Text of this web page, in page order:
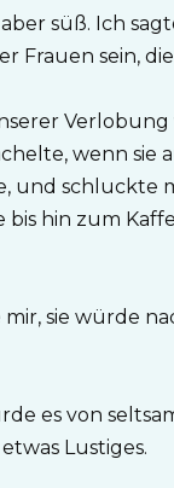
süß. Ich
Frauen sein,
wenn sie
und schluckte
hin zum
sie würde
es von
Lustiges.